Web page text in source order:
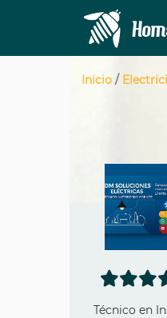
Inicio /
Técnico en